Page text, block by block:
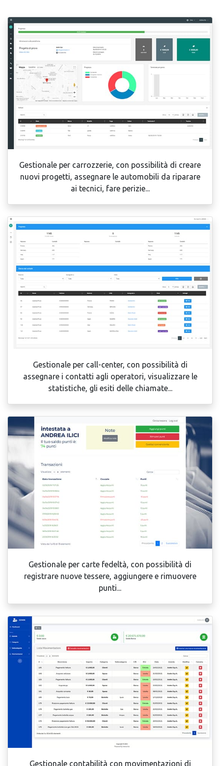
Gestionale per carrozzerie, con possibilità di creare
nuovi progetti, assegnare le automobili da riparare
ai tecnici, fare perizie...
Gestionale per call-center, con possibilità di
assegnare i contatti agli operatori, visualizzare le
statistiche, gli esiti delle chiamate...
Gestionale per carte fedeltà, con possibilità di
registrare nuove tessere, aggiungere e rimuovere
punti...
Gestionale contabilità con movimentazioni di